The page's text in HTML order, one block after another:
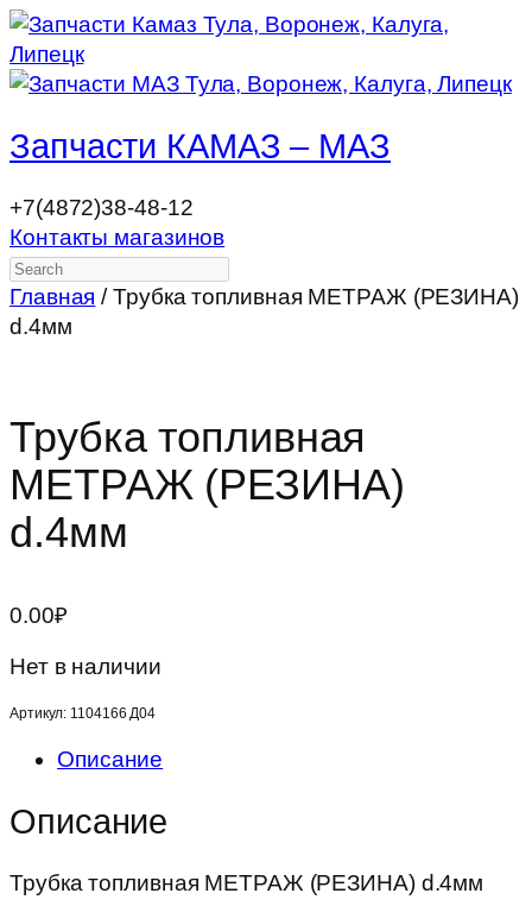
Запчасти КАМАЗ – МАЗ
+7(4872)38-48-12
Контакты магазинов
Search
Главная / Трубка топливная МЕТРАЖ (РЕЗИНА)
d.4мм
Трубка топливная
МЕТРАЖ (РЕЗИНА)
d.4мм
0.00₽
Нет в наличии
Артикул: 1104166 Д04
Описание
Описание
Трубка топливная МЕТРАЖ (РЕЗИНА) d.4мм